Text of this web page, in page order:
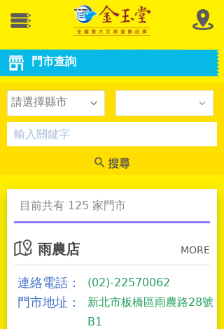
門市查詢
請選擇縣市
目前共有 125 家門市
雨農店 MORE
連絡電話： (02)-22570062
門市地址：
新北市板橋區雨農路28號
B1